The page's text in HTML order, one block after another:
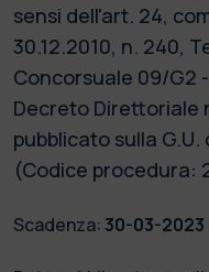
sensi dell'art. 24,
30.12.2010, n. 240,
Concorsuale 09/G2 -
Decreto Direttoriale
pubblicato sulla
(Codice procedura:
Scadenza: 30-03-2023